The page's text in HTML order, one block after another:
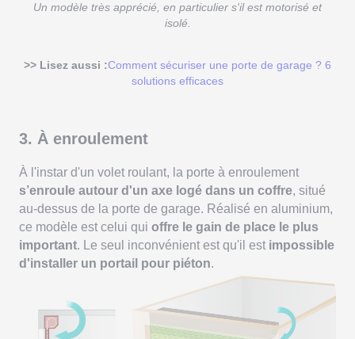
Un modèle très apprécié, en particulier s'il est motorisé et
isolé.
>> Lisez aussi :Comment sécuriser une porte de garage ? 6
solutions efficaces
3. À enroulement
À l'instar d'un volet roulant, la porte à enroulement
s’enroule autour d'un axe logé dans un coffre, situé
au-dessus de la porte de garage. Réalisé en aluminium,
ce modèle est celui qui offre le gain de place le plus
important. Le seul inconvénient est qu'il est impossible
d'installer un portail pour piéton.